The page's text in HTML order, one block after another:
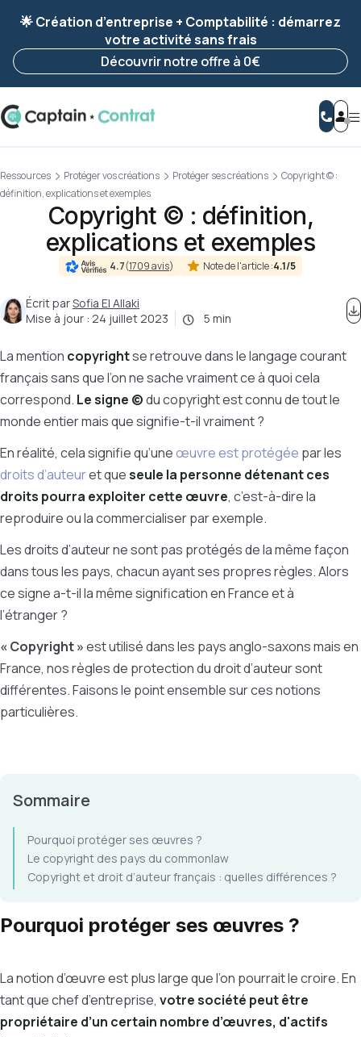
enregistrée 🚀
Reprendre ma démarche
🌟 Création d’entreprise + Comptabilité : démarrez
votre activité sans frais
Découvrir notre offre à 0€
Ressources Protéger vos créations Protéger ses créations
Copyright © :
définition, explications et exemples
Copyright © : définition,
explications et exemples
4.7(1709 avis) Note de l'article :4.1/5
Écrit parSofia El Allaki
Mise à jour : 24 juillet 2023 5 min
La mention copyrightse retrouve dans le langage courant
français sans que l’on ne sache vraiment ce à quoi cela
correspond. Le signe ©du copyright est connu de tout le
monde entier mais que signifie-t-il vraiment ?
En réalité, cela signifie qu’uneœuvre est protégée par les
droits d’auteuret queseule la personne détenant ces
droits pourra exploiter cette œuvre, c’est-à-dire la
reproduire ou la commercialiser par exemple.
Les droits d’auteur ne sont pas protégés de la même façon
dans tous les pays, chacun ayant ses propres règles. Alors
ce signe a-t-il la même signification en France et à
l’étranger ?
« Copyright »est utilisé dans les pays anglo-saxons mais en
France, nos règles de protection du droit d’auteur sont
différentes. Faisons le point ensemble sur ces notions
particulières.
Sommaire
Pourquoi protéger ses œuvres ?
Le copyright des pays du commonlaw
Copyright et droit d’auteur français : quelles différences ?
Pourquoi protéger ses œuvres ?
La notion d’œuvre est plus large que l’on pourrait le croire. En
tant que chef d’entreprise, votre société peut être
propriétaire d’un certain nombre d’œuvres, d'actifs